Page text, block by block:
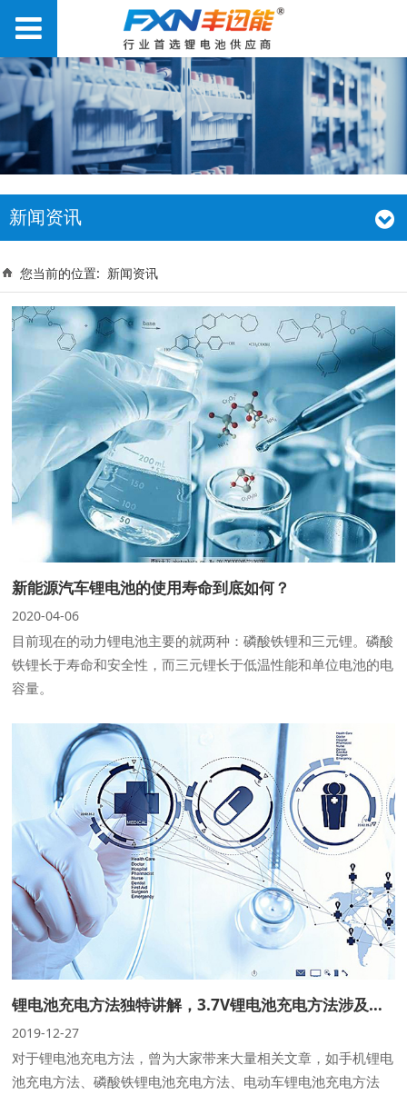
新闻资讯
您当前的位置: 新闻资讯
新能源汽车锂电池的使用寿命到底如何？
2020-04-06
目前现在的动力锂电池主要的就两种：磷酸铁锂和三元锂。磷酸
铁锂长于寿命和安全性，而三元锂长于低温性能和单位电池的电
容量。
锂电池充电方法独特讲解，3.7V锂电池充电方法涉及的4大阶段
2019-12-27
对于锂电池充电方法，曾为大家带来大量相关文章，如手机锂电
池充电方法、磷酸铁锂电池充电方法、电动车锂电池充电方法